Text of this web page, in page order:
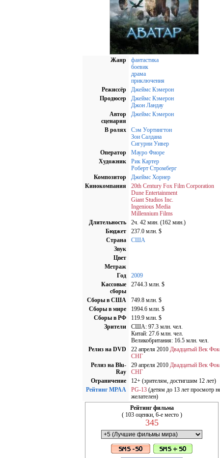
Жанр
фантастика
боевик
драма
приключения
Режиссёр
Джеймс Кэмерон
Продюсер
Джеймс Кэмерон
Джон Ландау
Автор
сценария
Джеймс Кэмерон
В ролях
Сэм Уортингтон
Зои Салдана
Сигурни Уивер
Оператор
Мауро Фиоре
Художник
Рик Картер
Роберт Стромберг
Композитор
Джеймс Хорнер
Кинокомпания
20th Century Fox Film Corporation
Dune Entertainment
Giant Studios Inc.
Ingenious Media
Millennium Films
Длительность
2ч. 42 мин. (162 мин.)
Бюджет
237.0 млн. $
Страна
США
Звук
Цвет
Метраж
Год
2009
Кассовые
сборы
2744.3 млн. $
Сборы в США
749.8 млн. $
Cборы в мире
1994.6 млн. $
Cборы в РФ
119.9 млн. $
Зрители
США: 97.3 млн. чел.
Китай: 27.6 млн. чел.
Великобритания: 16.5 млн. чел.
Релиз на DVD
22 апреля 2010 Двадцатый Век
СНГ
Релиз на Blu-
Ray
29 апреля 2010 Двадцатый Век
СНГ
Ограничение
12+ (зрителям, достигшим 12 лет)
Рейтинг MPAA
PG-13 (детям до 13 лет просмотр
желателен)
Рейтинг фильма
( 103 оценки, 6-е место )
345